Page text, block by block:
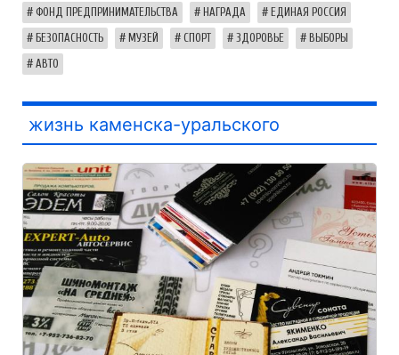
ФОНД ПРЕДПРИНИМАТЕЛЬСТВА НАГРАДА ЕДИНАЯ РОССИЯ
БЕЗОПАСНОСТЬ МУЗЕЙ СПОРТ ЗДОРОВЬЕ ВЫБОРЫ
АВТО
жизнь каменска-уральского